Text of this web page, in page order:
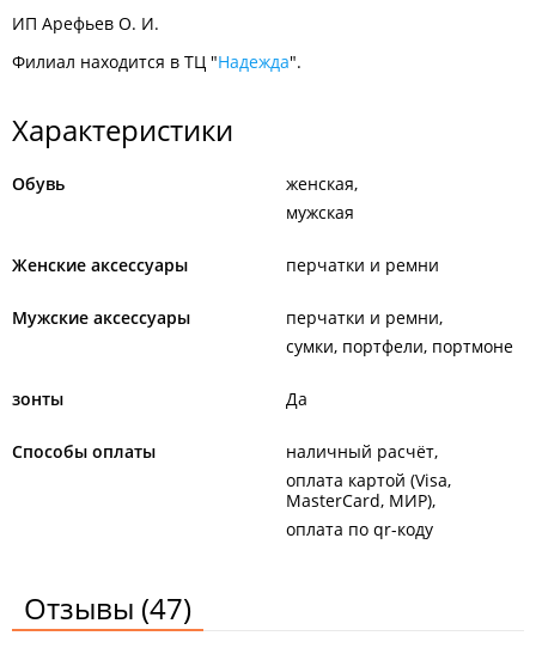
ИП Арефьев О. И.
Филиал находится в ТЦ "Надежда".
Характеристики
Обувь
женская
мужская
Женские аксессуары перчатки и ремни
Мужские аксессуары
перчатки и ремни
сумки, портфели, портмоне
зонты Да
Способы оплаты
наличный расчёт
оплата картой (Visa,
MasterCard, МИР)
оплата по qr-коду
Отзывы (47)